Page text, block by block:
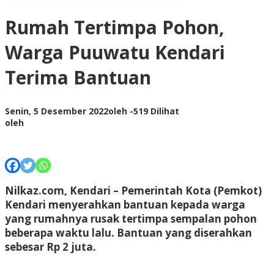
Rumah Tertimpa Pohon,
Warga Puuwatu Kendari
Terima Bantuan
Senin, 5 Desember 2022oleh -519 Dilihat
oleh
Nilkaz.com, Kendari – Pemerintah Kota (Pemkot)
Kendari menyerahkan bantuan kepada warga
yang rumahnya rusak tertimpa sempalan pohon
beberapa waktu lalu. Bantuan yang diserahkan
sebesar Rp 2 juta.